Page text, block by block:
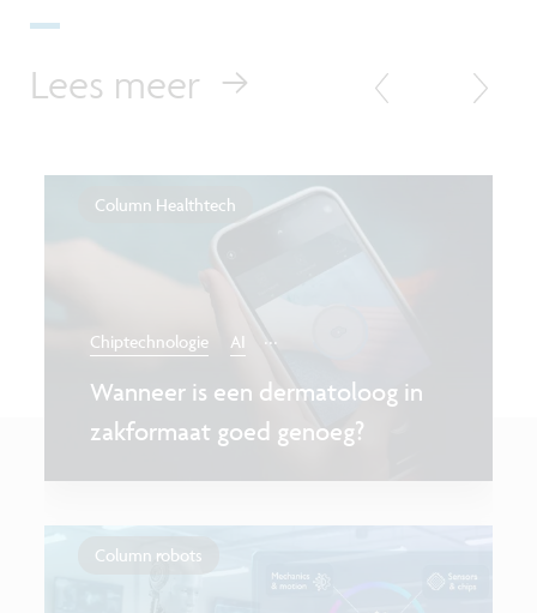
Lees meer
Column Healthtech
Chiptechnologie AI ...
Wanneer is een dermatoloog in
zakformaat goed genoeg?
Column robots